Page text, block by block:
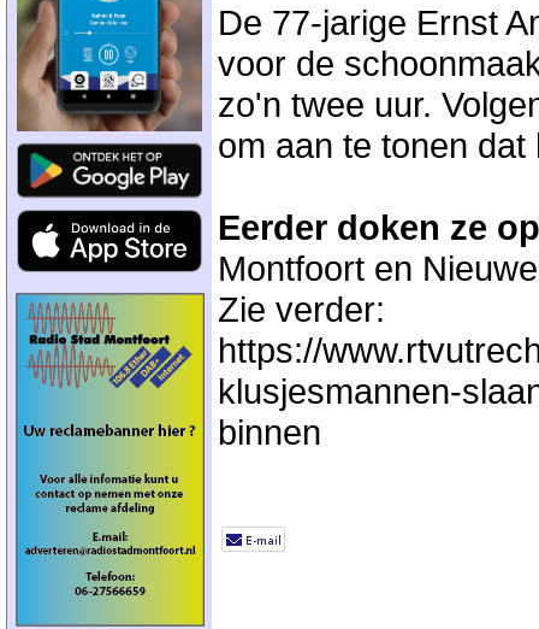
De 77-jarige Ernst
voor de
zo'n twee uur.
om aan te tonen
Eerder doken ze op
Montfoort en
Zie verder:
https://
klusjesmannen-
binnen